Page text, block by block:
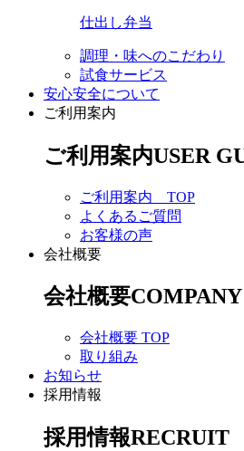
仕出し弁当
調理・味へのこだわり
試食サービス
安心安全について
ご利用案内
ご利用案内USER
ご利用案内 TOP
よくあるご質問
お客様の声
会社概要
会社概要COMPANY
会社概要 TOP
取り組み
お知らせ
採用情報
採用情報RECRUIT